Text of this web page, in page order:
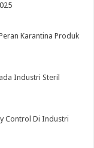
Karantina Produk
Industri Steril
Control Di Industri